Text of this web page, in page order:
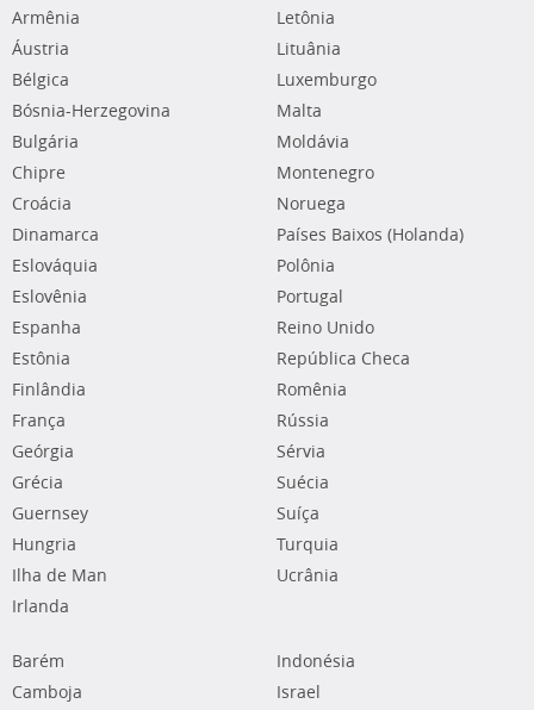
Armênia
Áustria
Bélgica
Bósnia-Herzegovina
Bulgária
Chipre
Croácia
Dinamarca
Eslováquia
Eslovênia
Espanha
Estônia
Finlândia
França
Geórgia
Grécia
Guernsey
Hungria
Ilha de Man
Irlanda
Letônia
Lituânia
Luxemburgo
Malta
Moldávia
Montenegro
Noruega
Países Baixos (Holanda)
Polônia
Portugal
Reino Unido
República Checa
Romênia
Rússia
Sérvia
Suécia
Suíça
Turquia
Ucrânia
Barém
Camboja
Indonésia
Israel